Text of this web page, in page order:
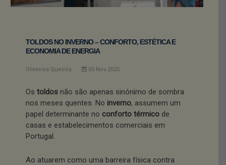
TOLDOS NO INVERNO – CONFORTO, ESTÉTICA E
ECONOMIA DE ENERGIA
Oliveiros Queirós 05 Nov 2025
Os toldos não são apenas sinónimo de sombra
nos meses quentes. No inverno, assumem um
papel determinante no conforto térmico de
casas e estabelecimentos comerciais em
Portugal.
Ao atuarem como uma barreira física contra